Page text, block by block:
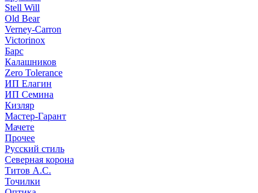
Stell Will
Old Bear
Verney-Carron
Victorinox
Барс
Калашников
Zero Tolerance
ИП Елагин
ИП Семина
Кизляр
Мастер-Гарант
Мачете
Прочее
Русский стиль
Северная корона
Титов А.С.
Точилки